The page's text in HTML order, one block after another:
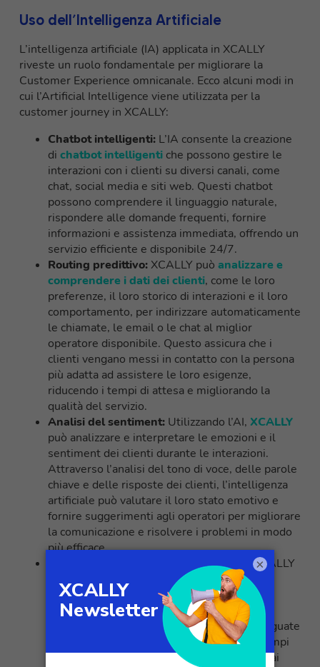
Uso dell’Intelligenza Artificiale
L’intelligenza artificiale (IA) applicata in XCALLY
riveste un ruolo fondamentale per migliorare la
Customer Experience omnicanale. Ecco alcuni modi in
cui l’Artificial Intelligence viene utilizzata per la
customer journey in XCALLY:
Chatbot intelligenti: L’IA consente la creazione
di chatbot intelligenti che possono gestire le
interazioni con i clienti su diversi canali, come
chat, social media e siti web. Questi chatbot
possono comprendere il linguaggio naturale,
rispondere alle domande frequenti, fornire
informazioni e assistenza immediata, offrendo un
servizio efficiente e disponibile 24/7.
Routing predittivo: XCALLY può analizzare e
comprendere i dati dei clienti, come le loro
preferenze, il loro storico di interazioni e il loro
comportamento, per indirizzare automaticamente
le chiamate, le email o le chat al miglior
operatore disponibile. Questo assicura che i
clienti vengano messi in contatto con la persona
più adatta ad assistere le loro esigenze,
riducendo i tempi di attesa e migliorando la
qualità del servizio.
Analisi del sentiment: Utilizzando l’AI, XCALLY
può analizzare e interpretare le emozioni e il
sentiment dei clienti durante le interazioni.
Attraverso l’analisi del tono di voce, delle parole
chiave e delle risposte dei clienti, l’intelligenza
artificiale può valutare il loro stato emotivo e
fornire suggerimenti agli operatori per migliorare
la comunicazione e risolvere i problemi in modo
più efficace.
L’IA applicata in XCALLY
consente di generare
risposte automatiche
personalizzate
per le richieste dei clienti.
Attraverso l’apprendimento automatico e
l’analisi dei dati, può suggerire risposte adeguate
basate su scenari precedenti, riducendo i tempi
di risposta e fornendo una soluzione rapida ai
×